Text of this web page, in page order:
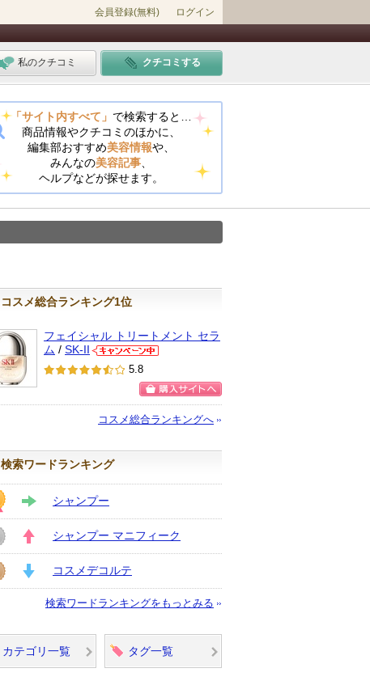
会員登録(無料) ログイン
私のクチコミ クチコミする
「サイト内すべて」 で検索すると…
商品情報やクチコミのほかに、
編集部おすすめ美容情報や、
みんなの美容記事
ヘルプなどが探せます。
コスメ総合ランキング1位
フェイシャル トリートメント セラ
ム / SK-II
SK-IIからの
お知らせがあ
5.8
購入サイトへ
コスメ総合ランキングへ
検索ワードランキング
STAY
シャンプー
UP
シャンプー マニフィーク
DOWN
コスメデコルテ
検索ワードランキングをもっとみる
カテゴリ一覧 タグ一覧